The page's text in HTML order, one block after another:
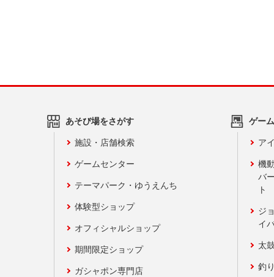
あそび場をさがす
施設・店舗検索
ゲームセンター
テーマパーク・ゆうえんち
体験型ショップ
オフィシャルショップ
期間限定ショップ
ガシャポン専門店
ゲー
ア
機
バ
ト
ジ
イ
太
釣